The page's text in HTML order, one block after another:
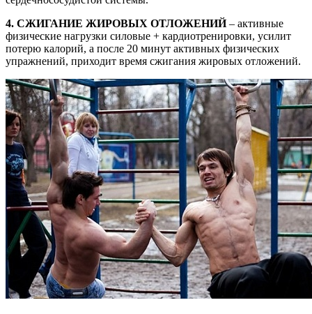
4. СЖИГАНИЕ ЖИРОВЫХ ОТЛОЖЕНИЙ– активные
физические нагрузки силовые + кардиотренировки, усилит
потерю калорий, а после 20 минут активных физических
упражнений, приходит время сжигания жировых отложений.